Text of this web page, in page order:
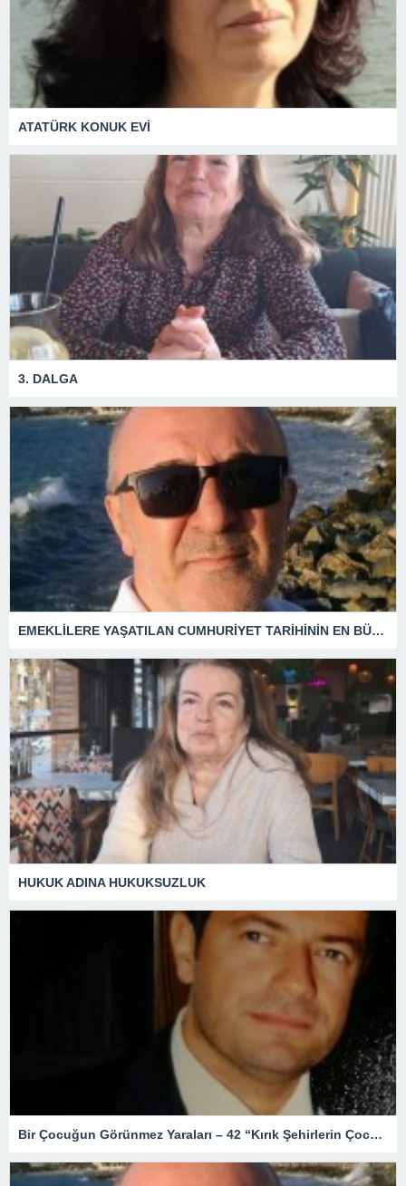
ATATÜRK KONUK EVİ
3. DALGA
EMEKLİLERE YAŞATILAN CUMHURİYET TARİHİNİN EN BÜYÜK ZULMÜNÜN DERİN ANALİZİ !
HUKUK ADINA HUKUKSUZLUK
Bir Çocuğun Görünmez Yaraları – 42 “Kırık Şehirlerin Çocukları”